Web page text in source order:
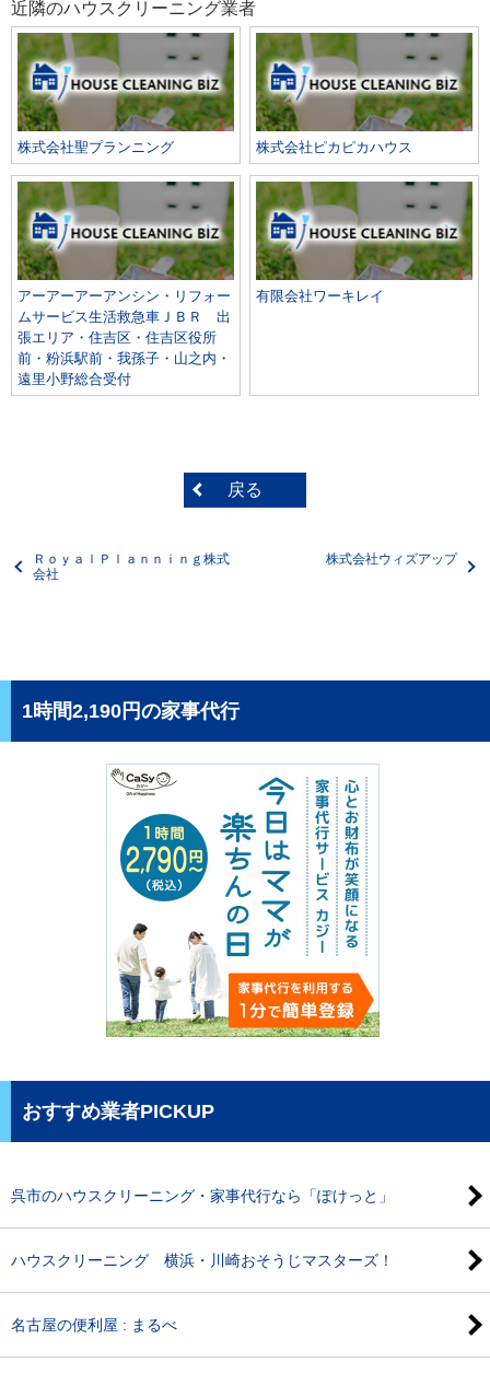
近隣のハウスクリーニング業者
株式会社聖プランニング 株式会社ピカピカハウス
アーアーアーアンシン・リフォー
ムサービス生活救急車ＪＢＲ 出
張エリア・住吉区・住吉区役所
前・粉浜駅前・我孫子・山之内・
遠里小野総合受付
有限会社ワーキレイ
戻る
ＲｏｙａｌＰｌａｎｎｉｎｇ株式
会社
株式会社ウィズアップ
1時間2,190円の家事代行
おすすめ業者PICKUP
呉市のハウスクリーニング・家事代行なら「ぽけっと」
ハウスクリーニング 横浜・川崎おそうじマスターズ！
名古屋の便利屋 : まるべ